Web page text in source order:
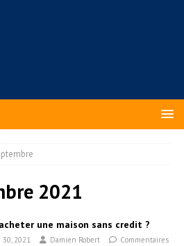
2021
une maison sans credit ?
2021 Damien Robert
Commentaires